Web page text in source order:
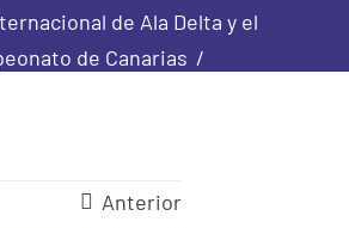
de Ala Delta y el
de Canarias
Anterior